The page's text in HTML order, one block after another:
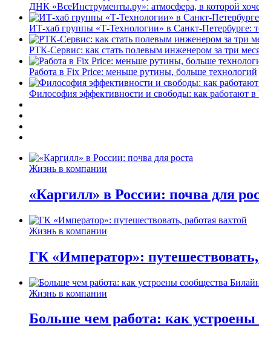
ДНК «ВсеИнструменты.ру»: атмосфера, в которой
ИТ-хаб группы «Т-Технологии» в Санкт-Петербурге:
РТК-Сервис: как стать полевым инженером за три
Работа в Fix Price: меньше рутины, больше технологий
Философия эффективности и свободы: как работают в
Жизнь в компании
«Каргилл» в России: почва для
Жизнь в компании
ГК «Император»:
Жизнь в компании
Больше чем работа: как